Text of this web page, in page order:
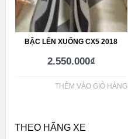
BẬC LÊN XUỐNG CX5 2018
2.550.000₫
THÊM VÀO GIỎ HÀNG
THEO HÃNG XE